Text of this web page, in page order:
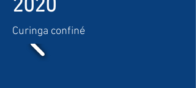
2020
Curinga confiné